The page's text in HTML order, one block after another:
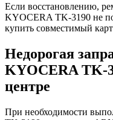
Если восстановлению,
KYOCERA TK-3190 не
купить совместимый
Недорогая
KYOCERA TK-
центре
При необходимости